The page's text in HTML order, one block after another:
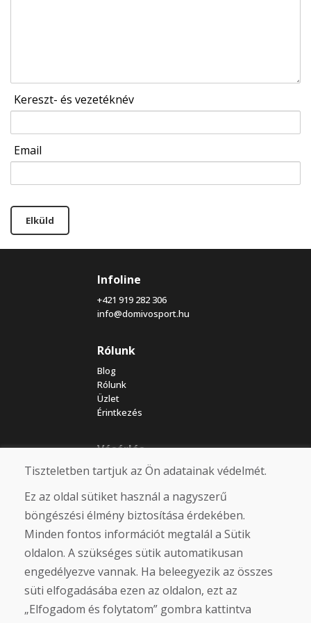
Kereszt- és vezetéknév
Email
Elküld
Infoline
+421 919 282 306
info@domivosport.hu
Rólunk
Blog
Rólunk
Üzlet
Érintkezés
Vásárlás
Eshop
Szállítás
Fizetés
Panasz
Áruk visszaküldése és cseréje
Adatvédelmi irányelvek
Cookies
Közösségi hálózatok
Tiszteletben tartjuk az Ön adatainak védelmét.
Ez az oldal sütiket használ a nagyszerű
böngészési élmény biztosítása érdekében.
Minden fontos információt megtalál a Sütik
oldalon. A szükséges sütik automatikusan
engedélyezve vannak. Ha beleegyezik az összes
süti elfogadásába ezen az oldalon, ezt az
„Elfogadom és folytatom” gombra kattintva